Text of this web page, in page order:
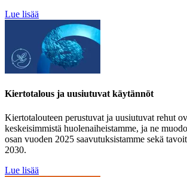
Lue lisää
Kiertotalous ja uusiutuvat käytännöt
Kiertotalouteen perustuvat ja uusiutuvat rehut
keskeisimmistä huolenaiheistamme, ja ne
osan vuoden 2025 saavutuksistamme sekä
2030.
Lue lisää